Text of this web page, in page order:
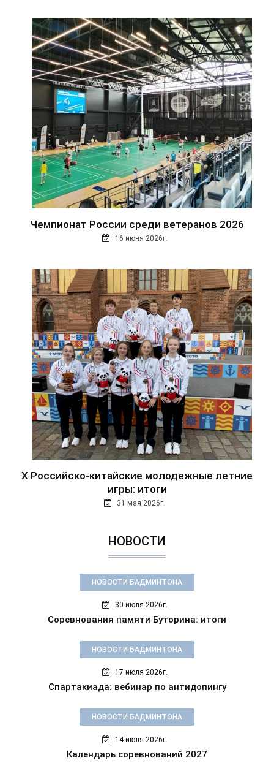
Чемпионат России среди ветеранов 2026
16 июня 2026г.
Х Российско-китайские молодежные летние
игры: итоги
31 мая 2026г.
НОВОСТИ
НОВОСТИ БАДМИНТОНА
30 июля 2026г.
Соревнования памяти Буторина: итоги
НОВОСТИ БАДМИНТОНА
17 июля 2026г.
Спартакиада: вебинар по антидопингу
НОВОСТИ БАДМИНТОНА
14 июля 2026г.
Календарь соревнований 2027